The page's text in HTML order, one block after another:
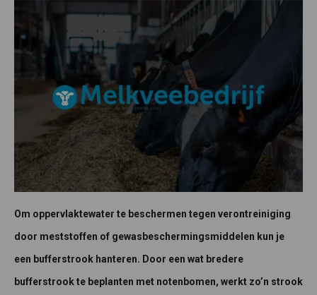
Om oppervlaktewater te beschermen tegen verontreiniging
door meststoffen of gewasbeschermingsmiddelen kun je
een bufferstrook hanteren. Door een wat bredere
bufferstrook te beplanten met notenbomen, werkt zo’n strook